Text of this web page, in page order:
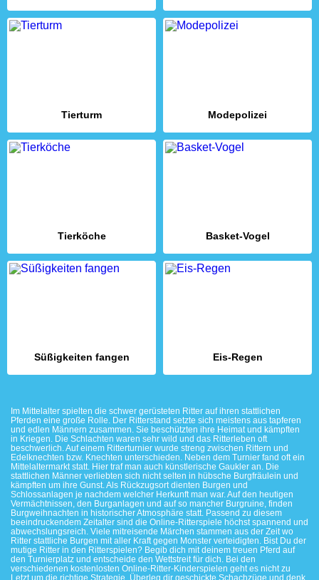
Tierturm Modepolizei
Tierköche Basket-Vogel
Süßigkeiten fangen Eis-Regen
Im Mittelalter spielten die schwer gerüsteten Ritter auf ihren stattlichen
Pferden eine große Rolle. Der Ritterstand setzte sich meistens aus tapferen
und edlen Männern zusammen. Sie beschützten ihre Heimat und kämpften
in Kriegen. Die Schlachten waren sehr wild und das Ritterleben oft
beschwerlich. Auf einem Ritterturnier wurde streng zwischen Rittern und
Edelknechten bzw. Knechten unterschieden. Neben dem Turnier fand oft ein
Mittelaltermarkt statt. Hier traf man auch künstlerische Gaukler an. Die
stattlichen Männer verliebten sich nicht selten in hübsche Burgfräulein und
kämpften um ihre Gunst. Als Rückzugsort dienten Burgen und
Schlossanlagen je nachdem welcher Herkunft man war. Auf den heutigen
Vermächtnissen, den Burganlagen und auf so mancher Burgruine, finden
Burgweihnachten in historischer Atmosphäre statt. Passend zu diesem
beeindruckendem Zeitalter sind die Online-Ritterspiele höchst spannend und
abwechslungsreich. Viele mitreisende Märchen stammen aus der Zeit wo
Ritter stattliche Burgen mit aller Kraft gegen Monster verteidigten. Bist Du der
mutige Ritter in den Ritterspielen? Begib dich mit deinem treuen Pferd auf
den Turnierplatz und entscheide den Wettstreit für dich. Bei den
verschiedenen kostenlosten Online-Ritter-Kinderspielen geht es nicht zu
Letzt um die richtige Strategie. Überleg dir geschickte Schachzüge und denk